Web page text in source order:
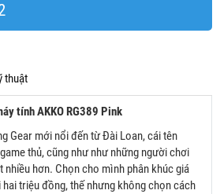
thuật
tính AKKO RG389 Pink
Gear mới nổi đến từ Đài Loan, cái tên
thủ, cũng như như những người chơi
nhiều hơn. Chọn cho mình phân khúc giá
triệu đồng, thế nhưng không chọn cách